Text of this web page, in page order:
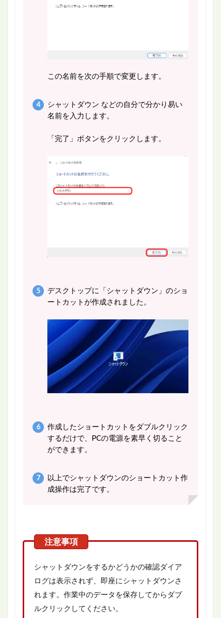
この名前を次の手順で変更します。
シャットダウン などの自分で分かり易い
名前を入力します。
「完了」ボタンをクリックします。
デスクトップに「シャットダウン」のショ
ートカットが作成されました。
作成したショートカットをダブルクリック
するだけで、PCの電源を素早く切ること
ができます。
以上でシャットダウンのショートカット作
成操作は完了です。
シャットダウンをするかどうかの確認ダイア
ログは表示されず、即座にシャットダウンさ
れます。作業中のデータを保存してからダブ
ルクリックしてください。